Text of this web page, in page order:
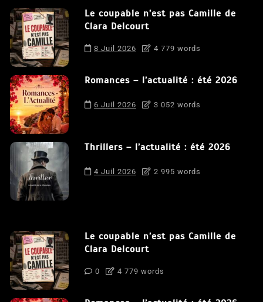
Le coupable n’est pas Camille de
Clara Delcourt
8 Juil 2026 4 779 words
Romances – l’actualité : été 2026
6 Juil 2026 3 052 words
Thrillers – l’actualité : été 2026
4 Juil 2026 2 995 words
Le coupable n’est pas Camille de
Clara Delcourt
0 4 779 words